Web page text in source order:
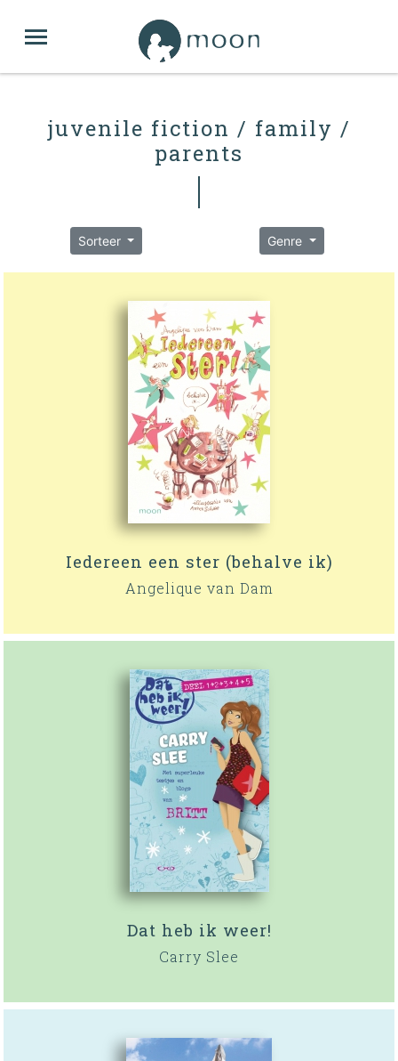
juvenile fiction / family /
parents
Sorteer Genre
Iedereen een ster (behalve ik)
Angelique van Dam
Dat heb ik weer!
Carry Slee